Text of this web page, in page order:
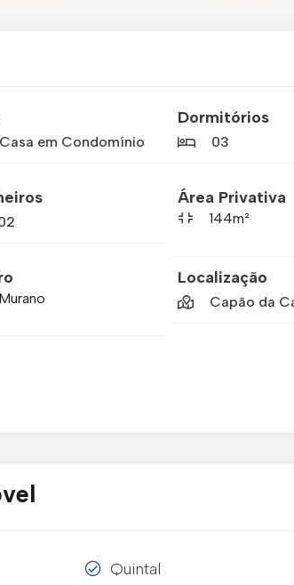
Casa em Condomínio
Dormitórios
03
Área Privativa
144m²
Murano
Localização
Capão da
Quintal